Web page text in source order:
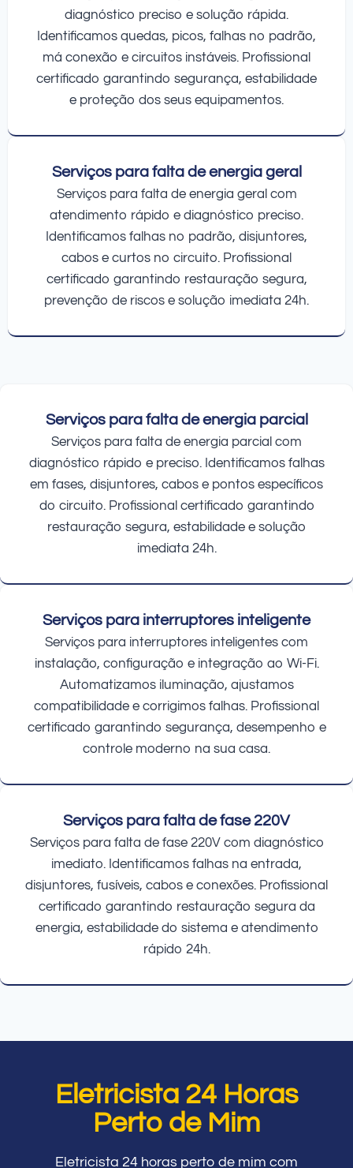
diagnóstico preciso e solução rápida.
Identificamos quedas, picos, falhas no padrão,
má conexão e circuitos instáveis. Profissional
certificado garantindo segurança, estabilidade
e proteção dos seus equipamentos.
Serviços para falta de energia geral
Serviços para falta de energia geral com
atendimento rápido e diagnóstico preciso.
Identificamos falhas no padrão, disjuntores,
cabos e curtos no circuito. Profissional
certificado garantindo restauração segura,
prevenção de riscos e solução imediata 24h.
Serviços para falta de energia parcial
Serviços para falta de energia parcial com
diagnóstico rápido e preciso. Identificamos falhas
em fases, disjuntores, cabos e pontos específicos
do circuito. Profissional certificado garantindo
restauração segura, estabilidade e solução
imediata 24h.
Serviços para interruptores inteligente
Serviços para interruptores inteligentes com
instalação, configuração e integração ao Wi-Fi.
Automatizamos iluminação, ajustamos
compatibilidade e corrigimos falhas. Profissional
certificado garantindo segurança, desempenho e
controle moderno na sua casa.
Serviços para falta de fase 220V
Serviços para falta de fase 220V com diagnóstico
imediato. Identificamos falhas na entrada,
disjuntores, fusíveis, cabos e conexões. Profissional
certificado garantindo restauração segura da
energia, estabilidade do sistema e atendimento
rápido 24h.
Eletricista 24 Horas
Perto de Mim
Eletricista 24 horas perto de mim com